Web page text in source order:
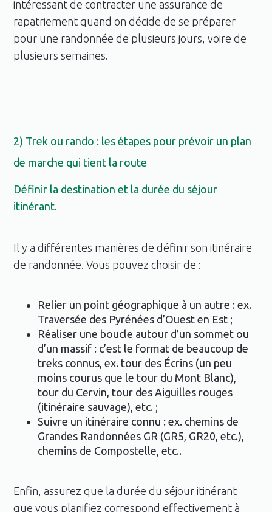
intéressant de contracter une assurance de
rapatriement quand on décide de se préparer
pour une randonnée de plusieurs jours, voire de
plusieurs semaines.
2) Trek ou rando : les étapes pour prévoir un plan
de marche qui tient la route
Définir la destination et la durée du séjour
itinérant.
Il y a différentes manières de définir son itinéraire
de randonnée. Vous pouvez choisir de :
Relier un point géographique à un autre : ex.
Traversée des Pyrénées d’Ouest en Est ;
Réaliser une boucle autour d’un sommet ou
d’un massif : c’est le format de beaucoup de
treks connus, ex. tour des Écrins (un peu
moins courus que le tour du Mont Blanc),
tour du Cervin, tour des Aiguilles rouges
(itinéraire sauvage), etc. ;
Suivre un itinéraire connu : ex. chemins de
Grandes Randonnées GR (GR5, GR20, etc.),
chemins de Compostelle, etc..
Enfin, assurez que la durée du séjour itinérant
que vous planifiez correspond effectivement à